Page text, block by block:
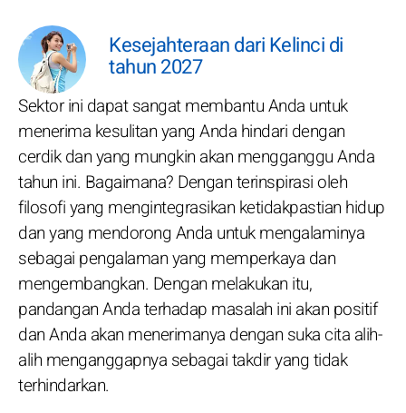
Kesejahteraan dari Kelinci di
tahun 2027
Sektor ini dapat sangat membantu Anda untuk
menerima kesulitan yang Anda hindari dengan
cerdik dan yang mungkin akan mengganggu Anda
tahun ini. Bagaimana? Dengan terinspirasi oleh
filosofi yang mengintegrasikan ketidakpastian hidup
dan yang mendorong Anda untuk mengalaminya
sebagai pengalaman yang memperkaya dan
mengembangkan. Dengan melakukan itu,
pandangan Anda terhadap masalah ini akan positif
dan Anda akan menerimanya dengan suka cita alih-
alih menganggapnya sebagai takdir yang tidak
terhindarkan.